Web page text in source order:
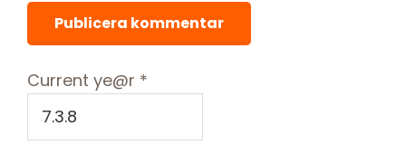
Current ye@r *